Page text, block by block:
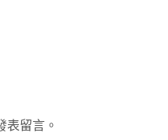
表留言。